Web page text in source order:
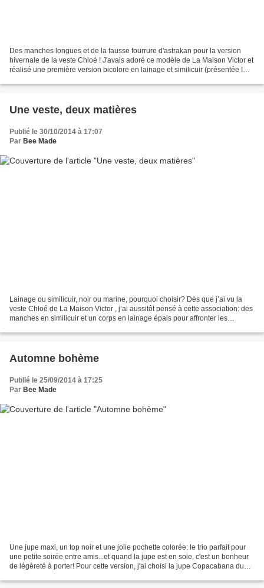
Des manches longues et de la fausse fourrure d'astrakan pour la version
hivernale de la veste Chloé ! J'avais adoré ce modèle de La Maison Victor et
réalisé une première version bicolore en lainage et similicuir (présentée ICI
Une veste, deux matières
Publié le 30/10/2014 à 17:07
Par Bee Made
Lainage ou similicuir, noir ou marine, pourquoi choisir? Dès que j’ai vu la
veste Chloé de La Maison Victor , j’ai aussitôt pensé à cette association: des
manches en similicuir et un corps en lainage épais pour affronter les
Automne bohème
Publié le 25/09/2014 à 17:25
Par Bee Made
Une jupe maxi, un top noir et une jolie pochette colorée: le trio parfait pour
une petite soirée entre amis...et quand la jupe est en soie, c'est un bonheur
de légèreté à porter! Pour cette version, j'ai choisi la jupe Copacabana du